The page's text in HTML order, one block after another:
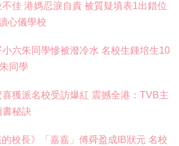
佳 港媽忍淚自責 被質疑填表1出錯位
心儀學校
六朱同學慘被潑冷水 名校生鍾培生10
同學
獲派名校受訪爆紅 震撼全港：TVB主
秘訣
的校長》「嘉嘉」傅舜盈成IB狀元 名校